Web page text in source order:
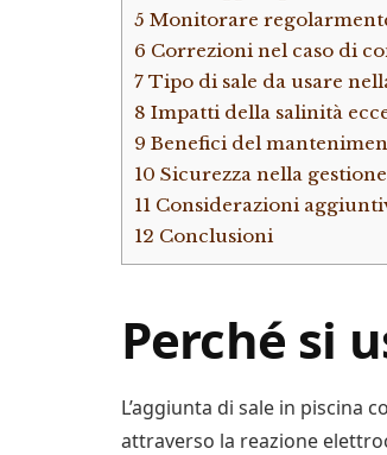
5 Monitorare
6 Correzioni nel caso di
7 Tipo di sale da usare
8 Impatti della salinità
9 Benefici del
10 Sicurezza nella
11 Considerazioni
12 Conclusioni
Perché si
L’aggiunta di sale in piscina
attraverso la reazione